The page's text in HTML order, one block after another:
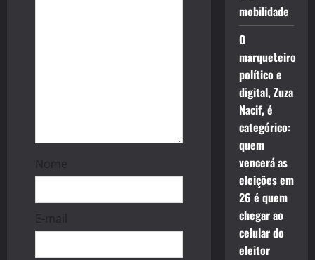
Nome
E-mail
mobilidade
O
marqueteiro
político e
digital, Zuza
Nacif, é
categórico:
quem
vencerá as
eleições em
26 é quem
chegar ao
celular do
eleitor